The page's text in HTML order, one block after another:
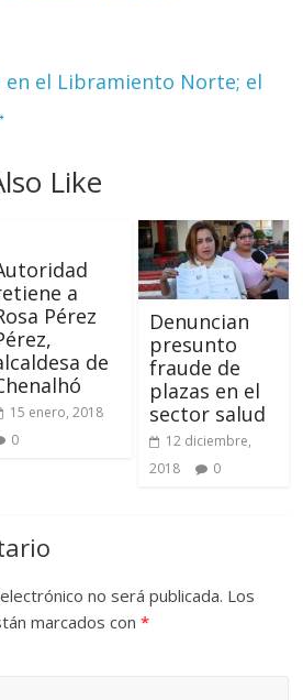
el Libramiento Norte; el
Like
a
Pérez
de
15 enero, 2018
0
Denuncian
presunto
fraude de
plazas en el
sector salud
12 diciembre,
2018
0
no será publicada. Los
marcados con*